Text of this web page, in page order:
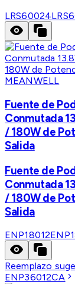
LRS60024
MEANWELL
Fuente de
Conmutada
/ 180W de
Salida
Fuente de
Conmutada
/ 180W de
Salida
ENP18012
Reemplazo
ENP36012CA